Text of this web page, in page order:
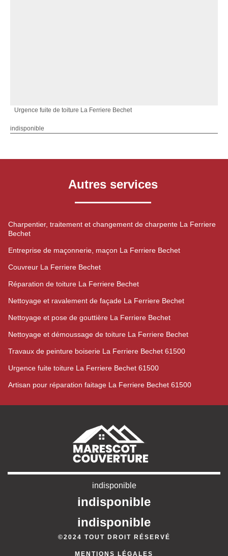
Urgence fuite de toiture La Ferriere Bechet
indisponible
Autres services
Charpentier, traitement et changement de charpente La Ferriere
Bechet
Entreprise de maçonnerie, maçon La Ferriere Bechet
Couvreur La Ferriere Bechet
Réparation de toiture La Ferriere Bechet
Nettoyage et ravalement de façade La Ferriere Bechet
Nettoyage et pose de gouttière La Ferriere Bechet
Nettoyage et démoussage de toiture La Ferriere Bechet
Travaux de peinture boiserie La Ferriere Bechet 61500
Urgence fuite toiture La Ferriere Bechet 61500
Artisan pour réparation faitage La Ferriere Bechet 61500
indisponible
indisponible
indisponible
©2024 TOUT DROIT RÉSERVÉ
MENTIONS LÉGALES